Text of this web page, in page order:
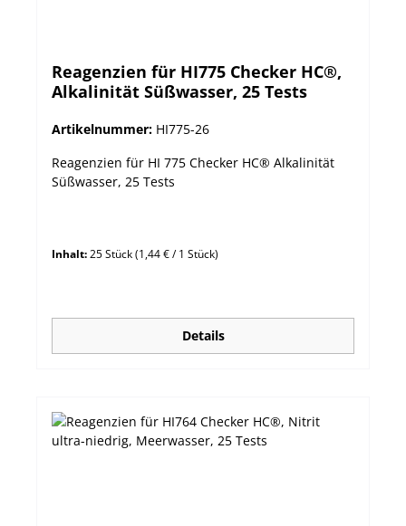
Reagenzien für HI775 Checker HC®,
Alkalinität Süßwasser, 25 Tests
Artikelnummer: HI775-26
Reagenzien für HI 775 Checker HC® Alkalinität
Süßwasser, 25 Tests
Inhalt:25 Stück(1,44 € / 1 Stück)
Details